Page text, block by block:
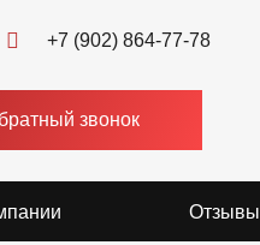
+7 (902) 864-77-78
звонок
Отзывы